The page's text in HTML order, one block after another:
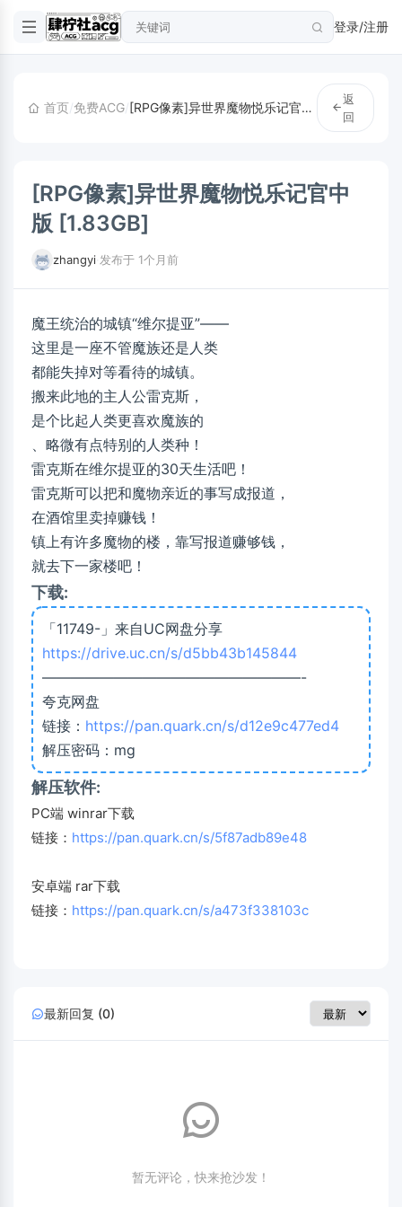
登录/注册
首页/免费ACG/ [RPG像素]异世界魔物悦乐记官中版 [1.83GB]
返
回
[RPG像素]异世界魔物悦乐记官中
版 [1.83GB]
zhangyi 发布于 1个月前
魔王统治的城镇“维尔提亚”——
这里是一座不管魔族还是人类
都能失掉对等看待的城镇。
搬来此地的主人公雷克斯，
是个比起人类更喜欢魔族的
、略微有点特别的人类种！
雷克斯在维尔提亚的30天生活吧！
雷克斯可以把和魔物亲近的事写成报道，
在酒馆里卖掉赚钱！
镇上有许多魔物的楼，靠写报道赚够钱，
就去下一家楼吧！
下载:
「11749-」来自UC网盘分享
https://drive.uc.cn/s/d5bb43b145844
——————————————————-
夸克网盘
链接： https://pan.quark.cn/s/d12e9c477ed4
解压密码：mg
解压软件:
PC端 winrar下载
链接： https://pan.quark.cn/s/5f87adb89e48
安卓端 rar下载
链接： https://pan.quark.cn/s/a473f338103c
最新回复 (0)
暂无评论，快来抢沙发！